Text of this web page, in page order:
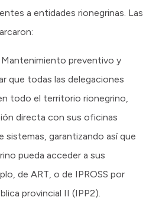
a entidades rionegrinas. Las
Mantenimiento preventivo y
que todas las delegaciones
todo el territorio rionegrino,
directa con sus oficinas
sistemas, garantizando así que
pueda acceder a sus
de ART, o de IPROSS por
provincial II (IPP2).